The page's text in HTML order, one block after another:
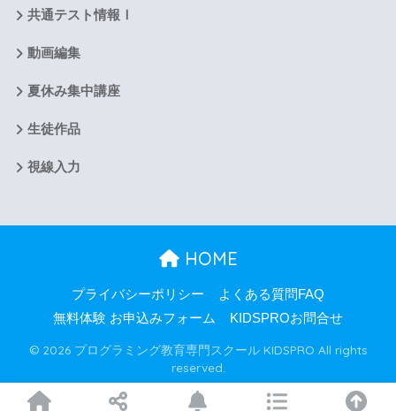
共通テスト情報Ⅰ
動画編集
夏休み集中講座
生徒作品
視線入力
HOME
プライバシーポリシー
よくある質問FAQ
無料体験 お申込みフォーム
KIDSPROお問合せ
© 2026 プログラミング教育専門スクール KIDSPRO All rights
reserved.